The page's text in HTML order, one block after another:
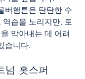
버햄튼은 탄탄한 수
역습을 노리지만, 토
막아내는 데 어려
습니다.
넘 홋스퍼